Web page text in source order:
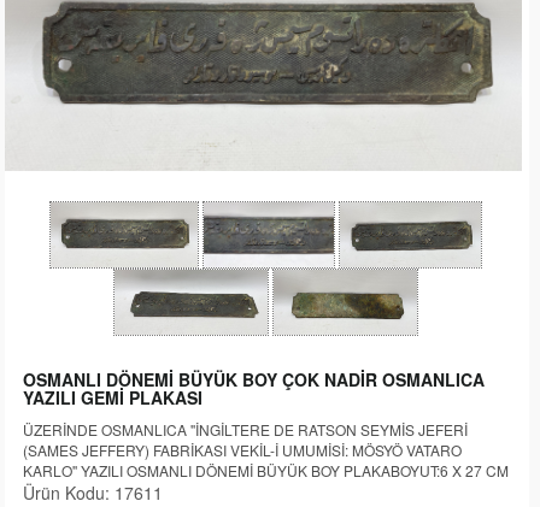
OSMANLI DÖNEMİ BÜYÜK BOY ÇOK NADİR OSMANLICA
YAZILI GEMİ PLAKASI
ÜZERİNDE OSMANLICA ''İNGİLTERE DE RATSON SEYMİS JEFERİ
(SAMES JEFFERY) FABRİKASI VEKİL-İ UMUMİSİ: MÖSYÖ VATARO
KARLO'' YAZILI OSMANLI DÖNEMİ BÜYÜK BOY PLAKABOYUT:6 X 27 CM
Ürün Kodu: 17611